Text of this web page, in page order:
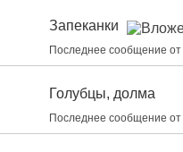
Запеканки
Последнее сообщение от
Голубцы, долма
Последнее сообщение от